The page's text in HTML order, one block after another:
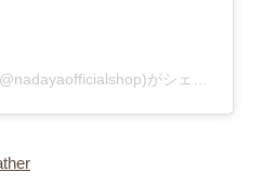
ナダヤオフィシャルショップ(@nadayaofficialshop)がシェアした投稿